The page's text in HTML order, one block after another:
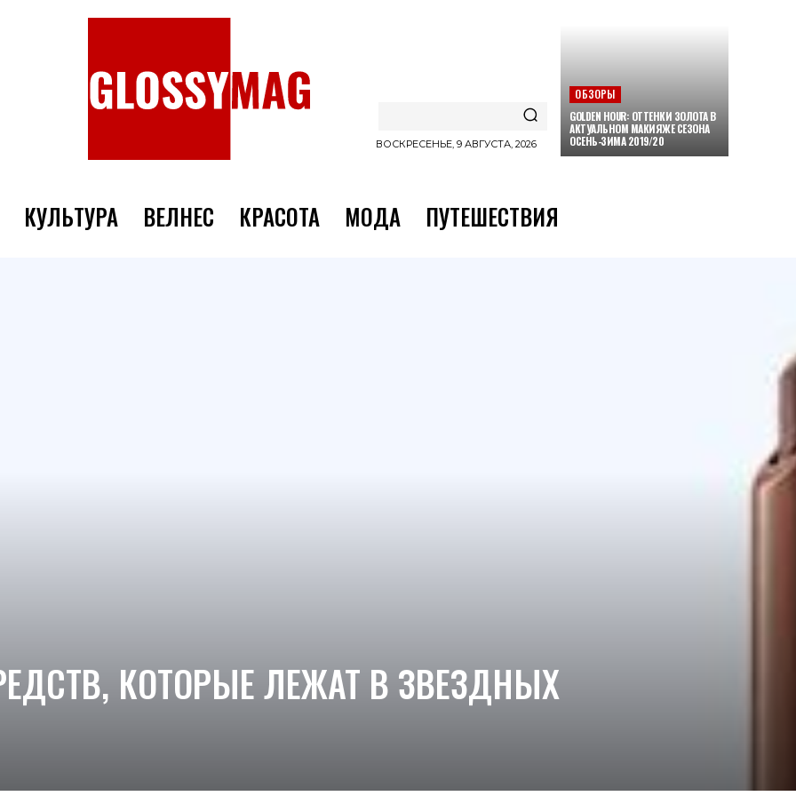
ВОСКРЕСЕНЬЕ, 9 АВГУСТА, 2026
ОБЗОРЫ
GOLDEN HOUR: ОТТЕНКИ ЗОЛОТА В
АКТУАЛЬНОМ МАКИЯЖЕ СЕЗОНА
ОСЕНЬ-ЗИМА 2019/20
КУЛЬТУРА ВЕЛНЕС КРАСОТА МОДА ПУТЕШЕСТВИЯ
КОТОРЫЕ ЛЕЖАТ В ЗВЕЗДНЫХ